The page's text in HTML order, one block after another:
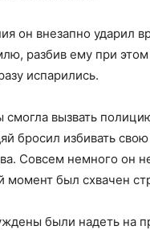
он внезапно ударил
разбив ему при
испарились.
вызвать
бросил избивать
Совсем немного он
момент был схвачен
были надеть на